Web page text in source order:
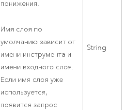
понижения.
Имя слоя по
умолчанию зависит от
имени инструмента и
имени входного слоя.
Если имя слоя уже
используется,
появится запрос
String